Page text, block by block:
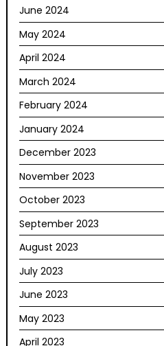
June 2024
May 2024
April 2024
March 2024
February 2024
January 2024
December 2023
November 2023
October 2023
September 2023
August 2023
July 2023
June 2023
May 2023
April 2023